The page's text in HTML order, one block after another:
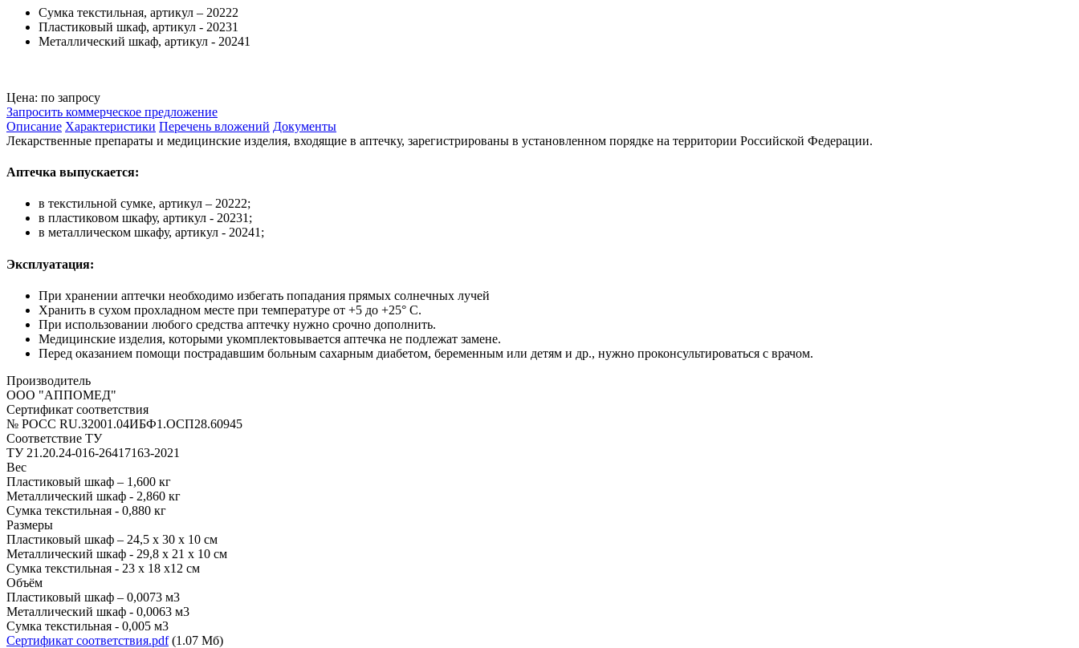
Сумка текстильная, артикул – 20222
Пластиковый шкаф, артикул - 20231
Металлический шкаф, артикул - 20241
Цена: по запросу
Запросить коммерческое предложение
Описание Характеристики Перечень вложений Документы
Лекарственные препараты и медицинские изделия, входящие в аптечку, зарегистрированы в установленном порядке на территории Российской Федерации.
Аптечка выпускается:
в текстильной сумке, артикул – 20222;
в пластиковом шкафу, артикул - 20231;
в металлическом шкафу, артикул - 20241;
Эксплуатация:
При хранении аптечки необходимо избегать попадания прямых солнечных лучей
Хранить в сухом прохладном месте при температуре от +5 до +25° С.
При использовании любого средства аптечку нужно срочно дополнить.
Медицинские изделия, которыми укомплектовывается аптечка не подлежат замене.
Перед оказанием помощи пострадавшим больным сахарным диабетом, беременным или детям и др., нужно проконсультироваться с врачом.
Производитель
ООО "АППОМЕД"
Сертификат соответствия
№ РОСС RU.З2001.04ИБФ1.ОСП28.60945
Соответствие ТУ
ТУ 21.20.24-016-26417163-2021
Вес
Пластиковый шкаф – 1,600 кг
Металлический шкаф - 2,860 кг
Сумка текстильная - 0,880 кг
Размеры
Пластиковый шкаф – 24,5 х 30 х 10 см
Металлический шкаф - 29,8 х 21 х 10 см
Сумка текстильная - 23 х 18 х12 см
Объём
Пластиковый шкаф – 0,0073 м3
Металлический шкаф - 0,0063 м3
Сумка текстильная - 0,005 м3
Сертификат соответствия.pdf (1.07 Мб)